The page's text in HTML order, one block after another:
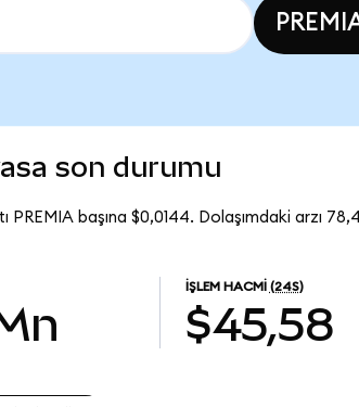
son durumu
PREMIA başına $0,0144. Dolaşımdaki arzı
İŞLEM HACMI (24S)
$45,58